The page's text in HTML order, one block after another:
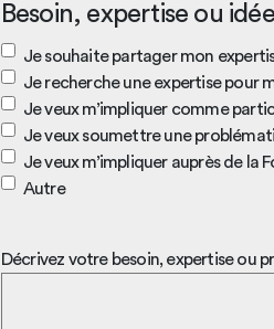
Besoin, expertise ou
Je souhaite partager mon
Je recherche une expertise pour
Je veux m’impliquer comme
Je veux soumettre une
Je veux m’impliquer auprès de la
Autre
Décrivez votre besoin, expertise ou